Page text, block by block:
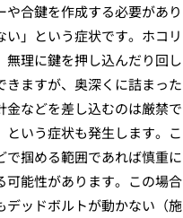
合鍵を作成する必要があり
」という症状です。ホコリ
理に鍵を押し込んだり回し
ますが、奥深くに詰まった
などを差し込むのは厳禁で
いう症状も発生します。こ
掴める範囲であれば慎重に
能性があります。この場合
デッドボルトが動かない（施